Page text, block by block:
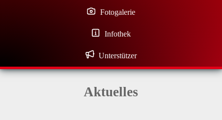
Fotogalerie
Infothek
Unterstützer
Aktuelles